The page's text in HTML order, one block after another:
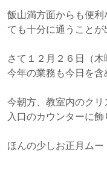
飯山満方面からも便利
ても十分に通うことが
さて１２月２６日（木
今年の業務も今日を含
今朝方、教室内のク
入口のカウンターに飾
ほんの少しお正月ムー